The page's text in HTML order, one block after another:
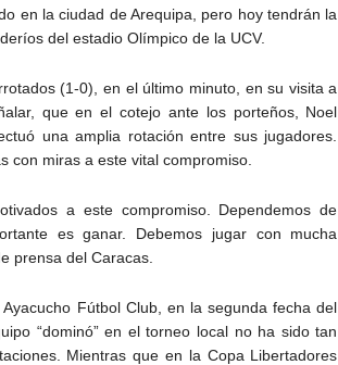
en la ciudad de Arequipa, pero hoy tendrán la
del estadio Olímpico de la UCV.
(1-0), en el último minuto, en su visita a
que en el cotejo ante los porteños, Noel
una amplia rotación entre sus jugadores.
con miras a este vital compromiso.
a este compromiso. Dependemos de
es ganar. Debemos jugar con mucha
prensa del Caracas.
Fútbol Club, en la segunda fecha del
“dominó” en el torneo local no ha sido tan
Mientras que en la Copa Libertadores